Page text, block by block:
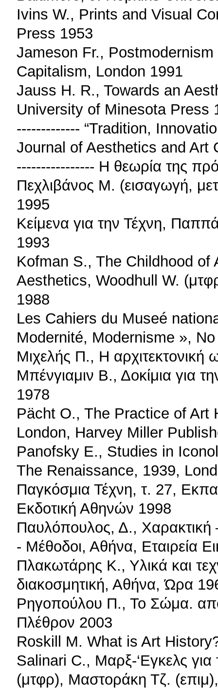
Ivins W., Prints and Visual
Press 1953
Jameson Fr.,
Capitalism, London 1991
Jauss H. R., Towards an
University of Minesota Press
------------- “Tradition,
Journal of Aesthetics and Art
---------------- Η θεωρία της
Πεχλιβάνος Μ. (εισαγωγή,
1995
Κείμενα για την Τέχνη,
1993
Kofman S., The Childhood of
Aesthetics, Woodhull W.
1988
Les Cahiers du Museé
Modernité, Modernisme »,
Μιχελής Π., Η αρχιτεκτονική
Μπένγιαμιν Β., Δοκίμια για
1978
Pächt O., The Practice of Art
London, Harvey Miller
Panofsky E., Studies in
The Renaissance, 1939,
Παγκόσμια Τέχνη, τ. 27,
Εκδοτική Αθηνών 1998
Παυλόπουλος, Δ., Χαρακτική
- Μέθοδοι, Αθήνα, Εταιρεία
Πλακωτάρης Κ., Υλικά και
διακοσμητική, Αθήνα, Ώρα
Ρηγοπούλου Π., Το Σώμα. από
Πλέθρον 2003
Roskill M. What is Art
Salinari C., Μαρξ-‘Εγκελς
(μτφρ), Μαστοράκη Τζ.